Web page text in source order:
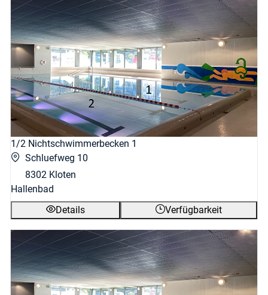
1/2 Nichtschwimmerbecken 1
Schluefweg 10
8302 Kloten
Hallenbad
Details
Verfügbarkeit